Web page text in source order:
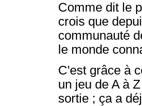
Comme dit le
crois que
communauté
le monde
C'est grâce à
un jeu de A à
sortie ; ça a